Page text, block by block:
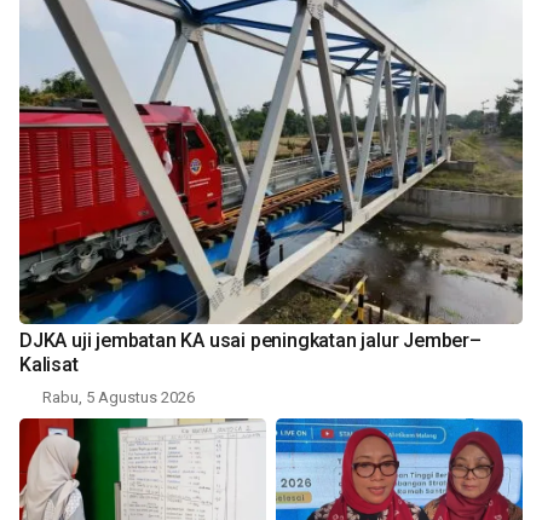
DJKA uji jembatan KA usai peningkatan jalur Jember–
Kalisat
Rabu, 5 Agustus 2026